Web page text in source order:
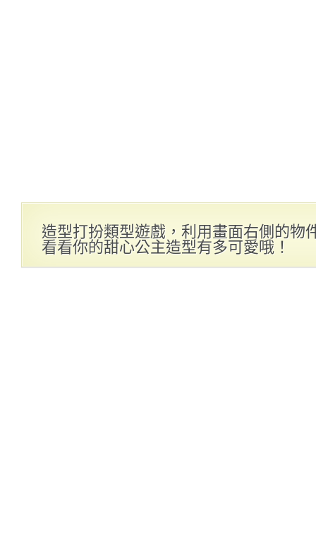
造型打扮類型遊戲，利用畫面右側的物
看看你的甜心公主造型有多可愛哦！